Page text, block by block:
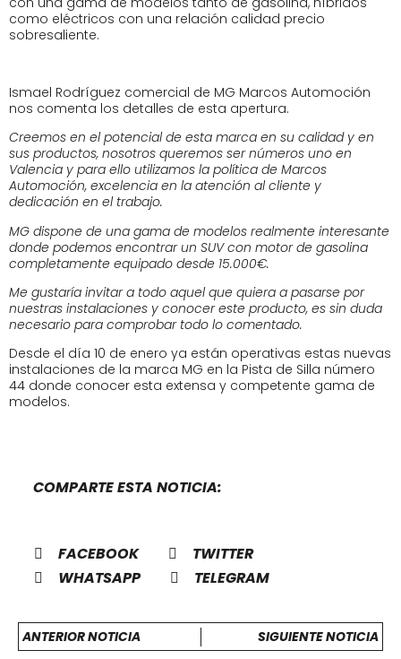
como eléctricos con una relación calidad precio
sobresaliente.
Ismael Rodríguez comercial de MG Marcos Automoción
nos comenta los detalles de esta apertura.
Creemos en el potencial de esta marca en su calidad y en
sus productos, nosotros queremos ser números uno en
Valencia y para ello utilizamos la política de Marcos
Automoción, excelencia en la atención al cliente y
dedicación en el trabajo.
MG dispone de una gama de modelos realmente interesante
donde podemos encontrar un SUV con motor de gasolina
completamente equipado desde 15.000€.
Me gustaría invitar a todo aquel que quiera a pasarse por
nuestras instalaciones y conocer este producto, es sin duda
necesario para comprobar todo lo comentado.
Desde el día 10 de enero ya están operativas estas nuevas
instalaciones de la marca MG en la Pista de Silla número
44 donde conocer esta extensa y competente gama de
modelos.
COMPARTE ESTA NOTICIA:
FACEBOOK
TWITTER
WHATSAPP
TELEGRAM
ANTERIOR NOTICIA SIGUIENTE NOTICIA